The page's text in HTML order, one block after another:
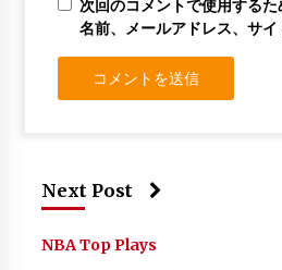
次回のコメントで使用する
名前、メールアドレス、サイ
Next Post
NBA Top Plays